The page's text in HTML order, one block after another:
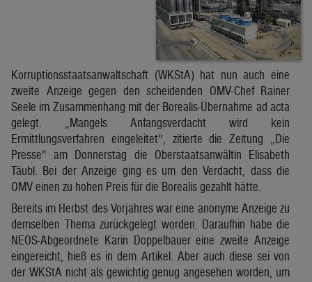
Korruptionsstaatsanwaltschaft (WKStA) hat nun auch eine
zweite Anzeige gegen den scheidenden OMV-Chef Rainer
Seele im Zusammenhang mit der Borealis-Übernahme ad acta
gelegt. „Mangels Anfangsverdacht wird kein
Ermittlungsverfahren eingeleitet“, zitierte die Zeitung „Die
Presse“ am Donnerstag die Oberstaatsanwältin Elisabeth
Täubl. Bei der Anzeige ging es um den Verdacht, dass die
OMV einen zu hohen Preis für die Borealis gezahlt hätte.
Bereits im Herbst des Vorjahres war eine anonyme Anzeige zu
demselben Thema zurückgelegt worden. Daraufhin habe die
NEOS-Abgeordnete Karin Doppelbauer eine zweite Anzeige
eingereicht, hieß es in dem Artikel. Aber auch diese sei von
der WKStA nicht als gewichtig genug angesehen worden, um